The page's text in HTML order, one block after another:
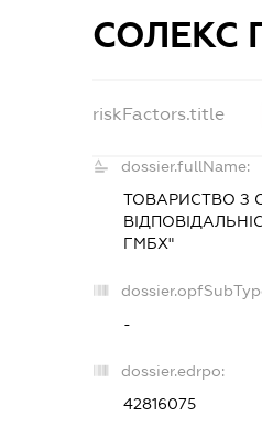
СОЛЕКС
riskFactors.title
dossier.fullName:
ТОВАРИСТВО
ГМБХ"
-
dossier.edrpo:
42816075